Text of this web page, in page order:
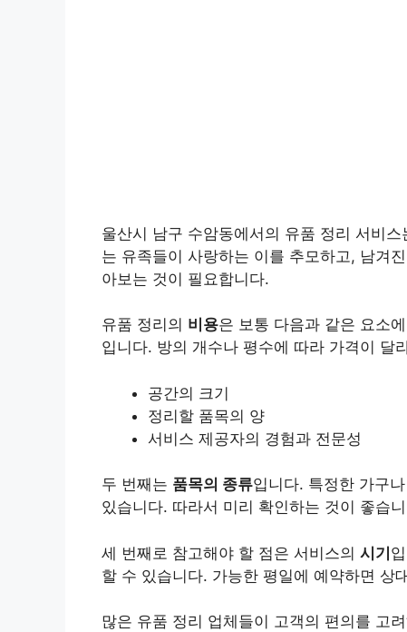
울산시 남구 수암동에서의 유품 정리 서비스
는 유족들이 사랑하는 이를 추모하고, 남겨
아보는 것이 필요합니다.
유품 정리의 비용은 보통 다음과 같은 요소
입니다. 방의 개수나 평수에 따라 가격이 달
공간의 크기
정리할 품목의 양
서비스 제공자의 경험과 전문성
두 번째는 품목의 종류입니다. 특정한 가구
있습니다. 따라서 미리 확인하는 것이 좋습
세 번째로 참고해야 할 점은 서비스의 시기
할 수 있습니다. 가능한 평일에 예약하면 상
많은 유품 정리 업체들이 고객의 편의를 고